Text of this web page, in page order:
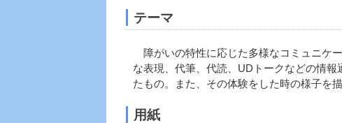
テーマ
障がいの特性に応じた多様なコミュニケ
な表現、代筆、代読、UDトークなどの情
たもの。また、その体験をした時の様子を描
用紙